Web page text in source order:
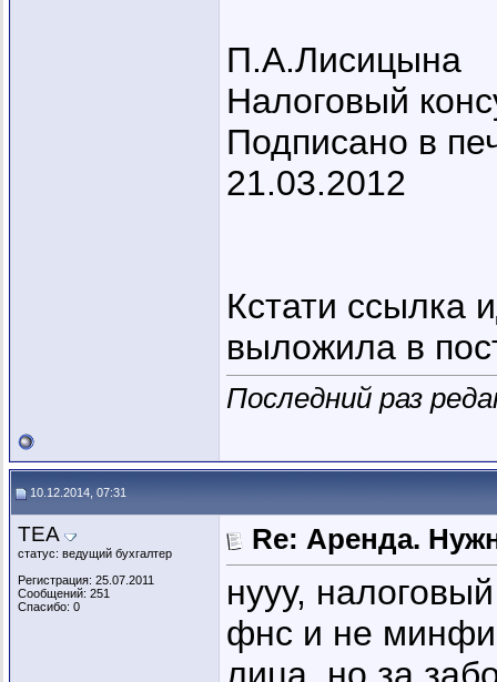
П.А.Лисицына
Налоговый
Подписано в
21.03.2012
Кстати ссылка
выложила в
Последний раз
10.12.2014, 07:31
ТЕА
статус: ведущий бухгалтер
Регистрация: 25.07.2011
Сообщений: 251
Спасибо: 0
Re: Аренда.
нууу,
фнс и не